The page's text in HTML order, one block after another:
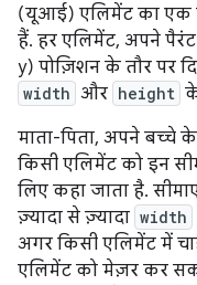
(यूआई) एलिमेंट का एक
हैं. हर एलिमेंट, अपने
y) पोज़िशन के तौर पर
width और height
माता-पिता, अपने बच्चे
किसी एलिमेंट को इन
लिए कहा जाता है.
ज़्यादा से ज़्यादा width
अगर किसी एलिमेंट में
एलिमेंट को मेज़र कर